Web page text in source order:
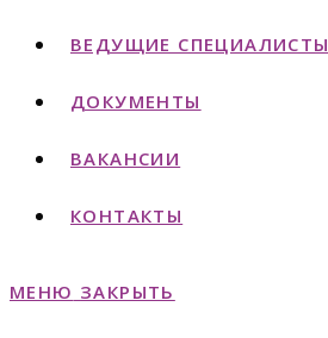
ВЕДУЩИЕ СПЕЦИАЛИСТЫ
ДОКУМЕНТЫ
ВАКАНСИИ
КОНТАКТЫ
МЕНЮ ЗАКРЫТЬ